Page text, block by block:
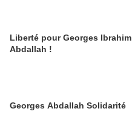
Liberté pour Georges Ibrahim
Abdallah !
Georges Abdallah Solidarité